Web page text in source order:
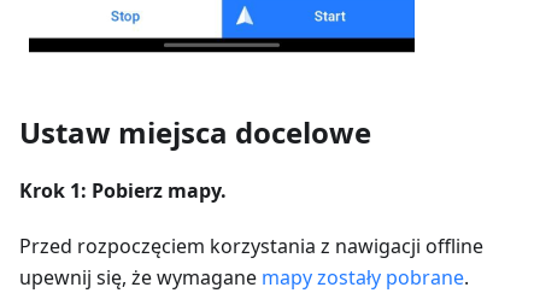
Ustaw miejsca docelowe
Krok 1: Pobierz mapy.
Przed rozpoczęciem korzystania z nawigacji offline
upewnij się, że wymagane mapy zostały pobrane.